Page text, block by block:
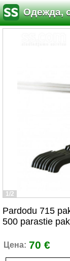
Одежда,
1/2
Pardodu 715
500 parastie
Цена: 70 €